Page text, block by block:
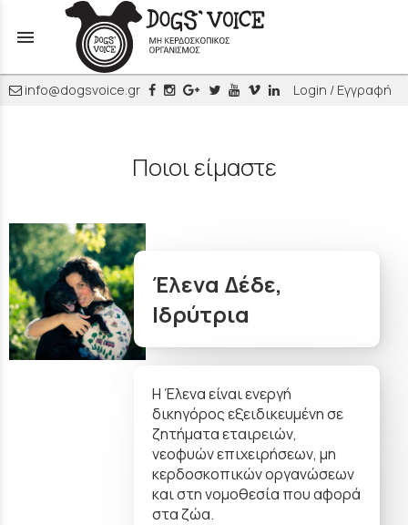
menu
info@dogsvoice.gr Login / Εγγραφή
Ποιοι είμαστε
Έλενα Δέδε,
Ιδρύτρια
Η Έλενα είναι ενεργή
δικηγόρος εξειδικευμένη σε
ζητήματα εταιρειών,
νεοφυών επιχειρήσεων, μη
κερδοσκοπικών οργανώσεων
και στη νομοθεσία που αφορά
στα ζώα.